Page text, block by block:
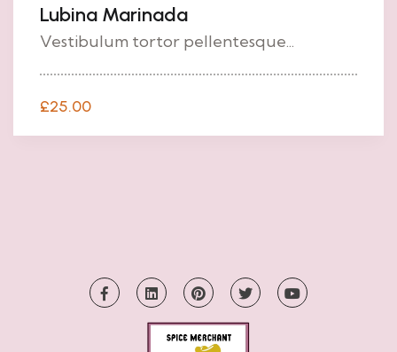
Lubina Marinada
Vestibulum tortor pellentesque...
£25.00